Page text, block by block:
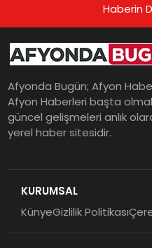
Haberin
Afyonda Bugün; Afyon
Afyon Haberleri başta
güncel gelişmeleri anlık
yerel haber sitesidir.
KURUMSAL
KünyeGizlilik Politikası